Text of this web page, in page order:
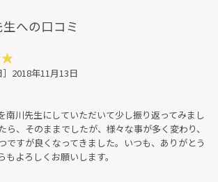
生への口コミ
］2018年11月13日
南川先生にしていただいて少し振り返ってみまし
ら、そのままでしたが、様々な事が多く変わり、
ですが良くなってきました。いつも、ありがとう
もよろしくお願いします。